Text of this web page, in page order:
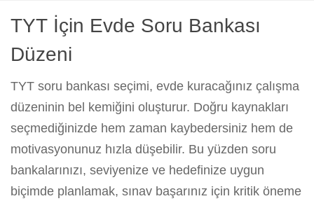
TYT İçin Evde Soru Bankası
Düzeni
TYT soru bankası seçimi, evde kuracağınız çalışma
düzeninin bel kemiğini oluşturur. Doğru kaynakları
seçmediğinizde hem zaman kaybedersiniz hem de
motivasyonunuz hızla düşebilir. Bu yüzden soru
bankalarınızı, seviyenize ve hedefinize uygun
biçimde planlamak, sınav başarınız için kritik öneme